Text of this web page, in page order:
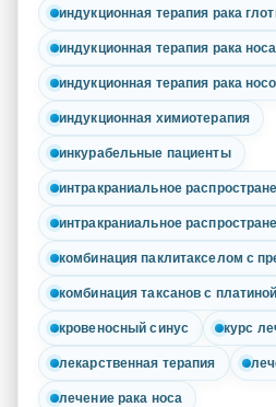
индукционная терапия рака
индукционная терапия рака носа
индукционная терапия рака
индукционная химиотерапия
инкурабельные пациенты
интракраниальное
интракраниальное
комбинация паклитакселом с
комбинация таксанов с платиной
кровеносный синус курс
лекарственная терапия
лечение рака носа